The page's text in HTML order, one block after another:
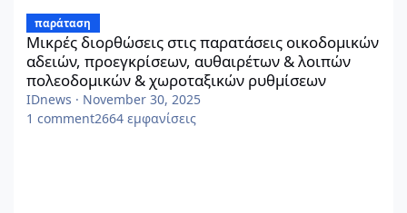
Μικρές διορθώσεις στις παρατάσεις οικοδομικών αδειών,
παράταση
Μικρές διορθώσεις στις παρατάσεις οικοδομικών
αδειών, προεγκρίσεων, αυθαιρέτων & λοιπών
πολεοδομικών & χωροταξικών ρυθμίσεων
IDnews · November 30, 2025
1 comment2664 εμφανίσεις